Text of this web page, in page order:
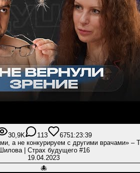
30,9K 113 6751:23:39
а не конкурируем с другими врачами» –
| Страх будущего #16
19.04.2023
🐙